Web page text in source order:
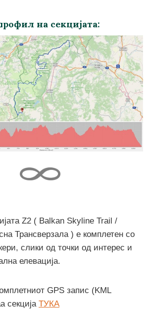
на секцијата:
Z2 ( Balkan Skyline Trail /
Трансверзала ) е комплетен со
слики од точки од интерес и
елевација.
GPS запис (KML
секција ТУКА